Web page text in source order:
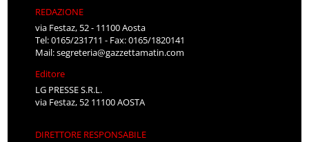
REDAZIONE
via Festaz, 52 - 11100 Aosta
Tel: 0165/231711 - Fax: 0165/1820141
Mail:segreteria@gazzettamatin.com
Editore
LG PRESSE S.R.L.
via Festaz, 52 11100 AOSTA
DIRETTORE RESPONSABILE